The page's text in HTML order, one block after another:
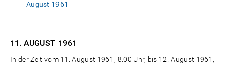
August 1961
11. AUGUST 1961
In der Zeit vom 11. August 1961, 8.00 Uhr, bis 12. August 1961,